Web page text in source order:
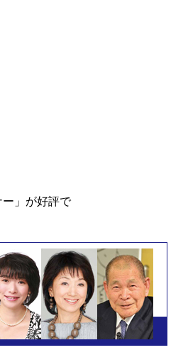
」が好評で